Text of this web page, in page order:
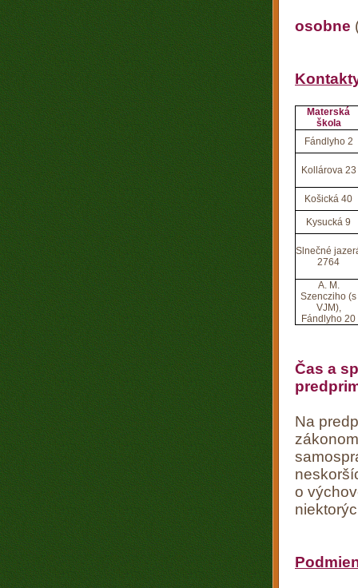
osobne
Materská
škola
Fándlyho 2
Kollárova 23
Košická 40
Kysucká 9
Slnečné
2764
A. M.
Szencziho (s
VJM),
Fándlyho 20
Čas a
Na
o